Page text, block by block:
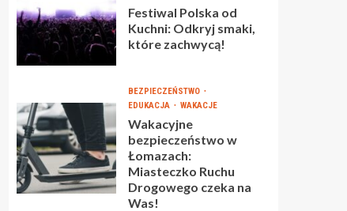
Festiwal Polska od
Kuchni: Odkryj smaki,
które zachwycą!
BEZPIECZEŃSTWO
EDUKACJA
WAKACJE
Wakacyjne
bezpieczeństwo w
Łomazach:
Miasteczko Ruchu
Drogowego czeka na
Was!